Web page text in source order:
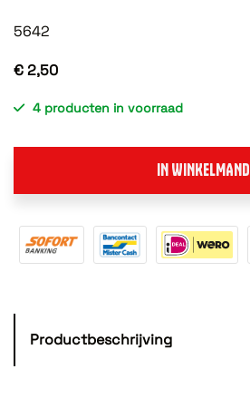
5642
€ 2,50
4 producten in voorraad
IN WINKELMAND
Productbeschrijving